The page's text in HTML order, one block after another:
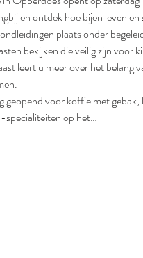
en ontdek hoe bijen leven
plaats onder
bekijken die veilig zijn voor
leert u meer over het
geopend voor koffie met
specialiteiten op het…